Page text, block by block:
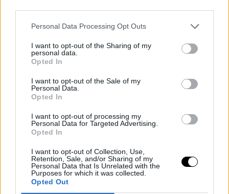
Personal Data Processing Opt Outs
I want to opt-out of the Sharing of my
personal data.
Opted In
I want to opt-out of the Sale of my
Personal Data.
Opted In
I want to opt-out of processing my
Personal Data for Targeted Advertising.
Opted In
I want to opt-out of Collection, Use,
Retention, Sale, and/or Sharing of my
Personal Data that Is Unrelated with the
Purposes for which it was collected.
Opted Out
Κέιτ Μίντλετον
Βασίλισσα Λετίθια της Ισπανίας
Αμάλ Αλαμουντίν
Αννα Γουίντουρ
Πριγκίπισσα Βικτόρια της Σουηδίας
Αντζελίνα Τζολί
Πριγκίπισσα Μαίρη της Δανίας
Βασίλισσα Ράνια της Ιορδανίας
ΚΕΙΤ ΜΙΝΤΛΕΤΟΝ